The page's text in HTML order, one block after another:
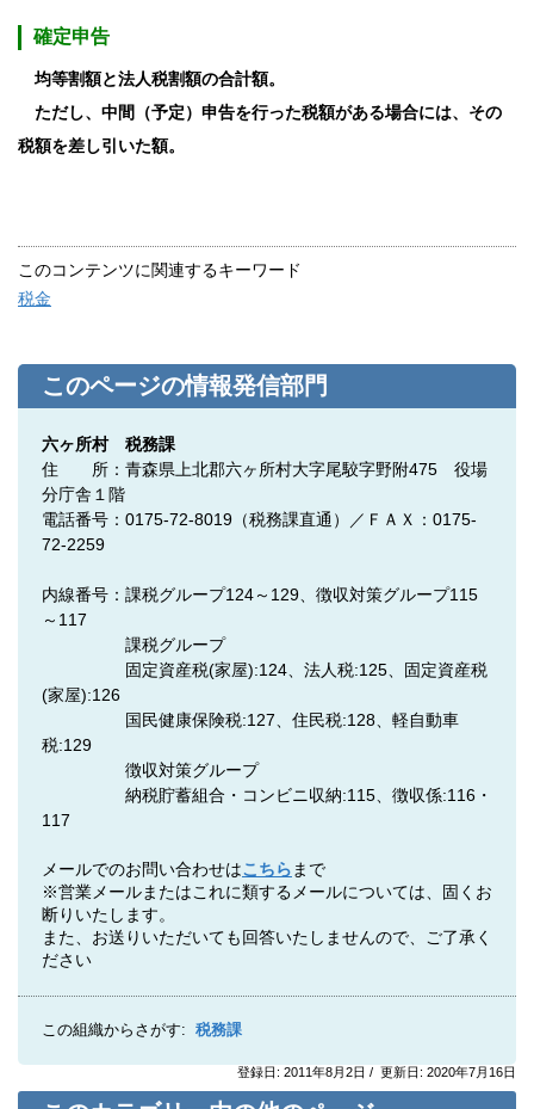
確定申告
均等割額と法人税割額の合計額。
ただし、中間（予定）申告を行った税額がある場合には、その
税額を差し引いた額。
このコンテンツに関連するキーワード
税金
このページの情報発信部門
六ヶ所村 税務課
住 所：青森県上北郡六ヶ所村大字尾駮字野附475 役場
分庁舎１階
電話番号：0175-72-8019（税務課直通）／ＦＡＸ：0175-
72-2259
内線番号：課税グループ124～129、徴収対策グループ115
～117
課税グループ
固定資産税(家屋):124、法人税:125、固定資産税
(家屋):126
国民健康保険税:127、住民税:128、軽自動車
税:129
徴収対策グループ
納税貯蓄組合・コンビニ収納:115、徴収係:116・
117
メールでのお問い合わせはこちら まで
※営業メールまたはこれに類するメールについては、固くお
断りいたします。
また、お送りいただいても回答いたしませんので、ご了承く
ださい
この組織からさがす: 税務課
登録日: 2011年8月2日 / 更新日: 2020年7月16日